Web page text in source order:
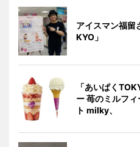
アイスマン福留
KYO」
「あいぱく
ー 苺のミルフ
ト milky、